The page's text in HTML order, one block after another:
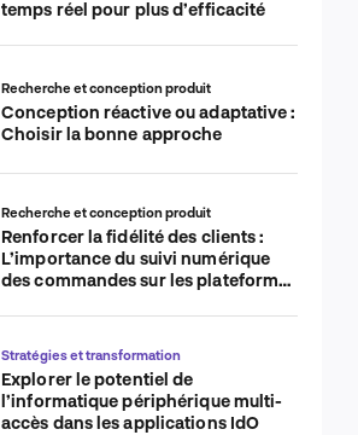
temps réel pour plus d’efficacité
Recherche et conception produit
Conception réactive ou adaptative :
Choisir la bonne approche
Recherche et conception produit
Renforcer la fidélité des clients :
L’importance du suivi numérique
des commandes sur les plateformes
Stratégies et transformation
Explorer le potentiel de
l’informatique périphérique multi-
accès dans les applications IdO